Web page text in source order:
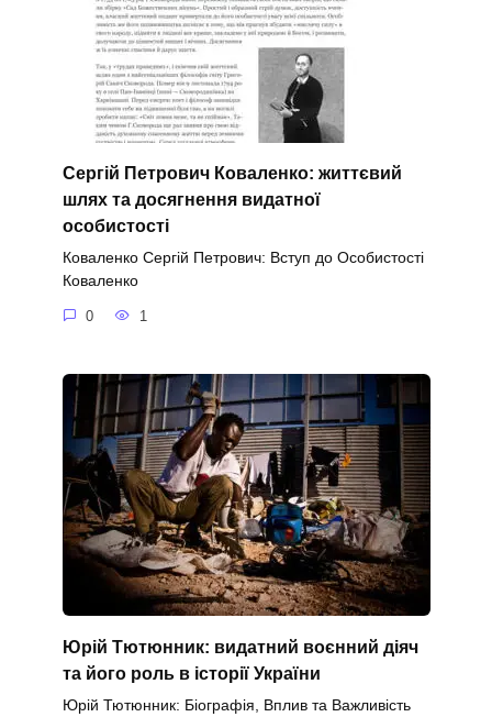
Сергій Петрович Коваленко: життєвий
шлях та досягнення видатної
особистості
Коваленко Сергій Петрович: Вступ до Особистості
Коваленко
0 1
Юрій Тютюнник: видатний воєнний діяч
та його роль в історії України
Юрій Тютюнник: Біографія, Вплив та Важливість